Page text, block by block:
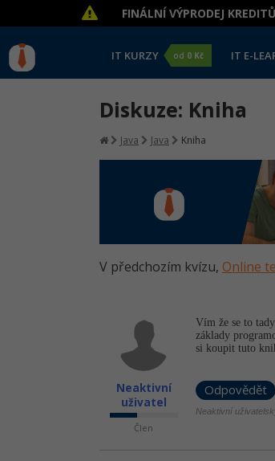
FINÁLNÍ VÝPRODEJ KREDITŮ
IT KURZY od 0 Kč IT E-
Diskuze: Kniha
Java Java Kniha
V předchozím kvízu, Online
Neaktivní
uživatel
Člen
Vím že se to
základy
si koupit tuto
Odpovědět
Neaktivní